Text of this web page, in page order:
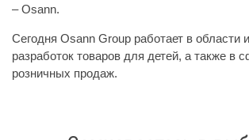
– Osann.
Сегодня Osann Group работает в области
разработок товаров для детей, а также в
розничных продаж.